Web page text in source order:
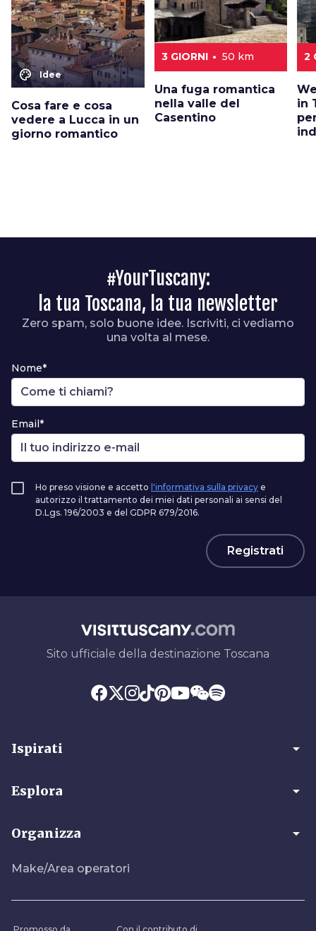
color_lens Idee
Cosa fare e cosa
vedere a Lucca in un
giorno romantico
3 GIORNI 50 km
Una fuga romantica
nella valle del
Casentino
2
in
#YourTuscany:
la tua Toscana, la tua newsletter
Zero spam, solo buone idee. Iscriviti, ci vediamo
una volta al mese.
Nome*
Email*
Ho preso visione e accetto l'informativa sulla privacy e
autorizzo il trattamento dei miei dati personali ai sensi del
D.Lgs. 196/2003 e del GDPR 679/2016.
Registrati
Sito ufficiale della destinazione Toscana
Ispirati arrow_drop_down
Esplora arrow_drop_down
Organizza arrow_drop_down
Make/Area operatori